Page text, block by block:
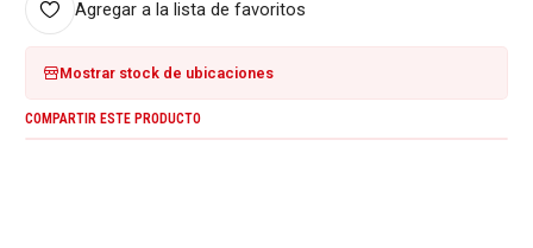
Agregar a la lista de favoritos
Mostrar stock de ubicaciones
COMPARTIR ESTE PRODUCTO